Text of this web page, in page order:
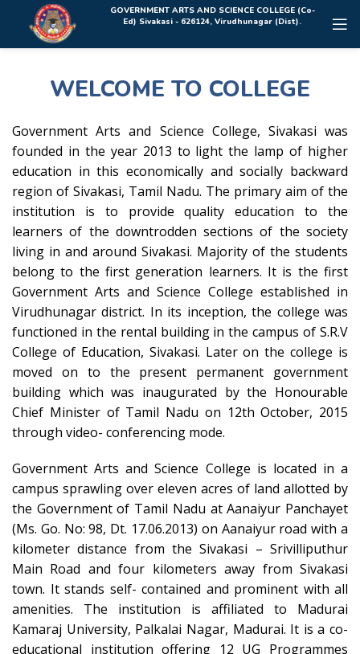
Rolex Replica Uhren DeutschlandGOVERNMENT ARTS AND SCIENCE COLLEGE (Co-
Ed) Sivakasi - 626124, Virudhunagar (Dist).
WELCOME TO COLLEGE
Government Arts and Science College, Sivakasi was
founded in the year 2013 to light the lamp of higher
education in this economically and socially backward
region of Sivakasi, Tamil Nadu. The primary aim of the
institution is to provide quality education to the
learners of the downtrodden sections of the society
living in and around Sivakasi. Majority of the students
belong to the first generation learners. It is the first
Government Arts and Science College established in
Virudhunagar district. In its inception, the college was
functioned in the rental building in the campus of S.R.V
College of Education, Sivakasi. Later on the college is
moved on to the present permanent government
building which was inaugurated by the Honourable
Chief Minister of Tamil Nadu on 12th October, 2015
through video- conferencing mode.
Government Arts and Science College is located in a
campus sprawling over eleven acres of land allotted by
the Government of Tamil Nadu at Aanaiyur Panchayet
(Ms. Go. No: 98, Dt. 17.06.2013) on Aanaiyur road with a
kilometer distance from the Sivakasi – Srivilliputhur
Main Road and four kilometers away from Sivakasi
town. It stands self- contained and prominent with all
amenities. The institution is affiliated to Madurai
Kamaraj University, Palkalai Nagar, Madurai. It is a co-
educational institution offering 12 UG Programmes